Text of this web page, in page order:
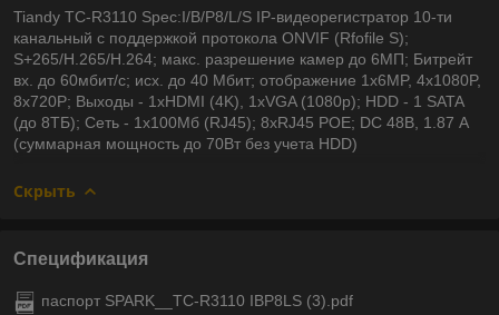
Tiandy TC-R3110 Spec:I/B/P8/L/S IP-видеорегистратор 10-ти
канальный с поддержкой протокола ONVIF (Rfofile S);
S+265/H.265/H.264; макс. разрешение камер до 6МП; Битрейт
вх. до 60мбит/с; исх. до 40 Мбит; отображение 1x6MP, 4x1080P,
8x720P; Выходы - 1xHDMI (4K), 1xVGA (1080p); HDD - 1 SATA
(до 8ТБ); Сеть - 1x100Мб (RJ45); 8xRJ45 POE; DC 48В, 1.87 A
(суммарная мощность до 70Вт без учета HDD)
Скрыть
Спецификация
паспорт SPARK__TC-R3110 IBP8LS (3).pdf